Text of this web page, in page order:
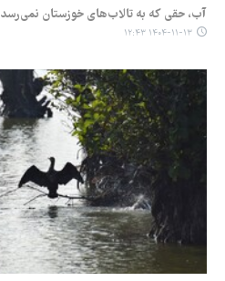
آب، حقی که به تالاب‌های خوزستان نمی‌رسد
۱۴۰۴-۱۱-۱۳ ۱۲:۴۳